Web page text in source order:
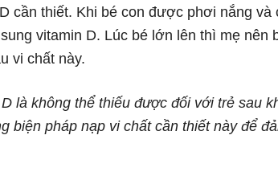
cần thiết. Khi bé con được phơi nắng và
vitamin D. Lúc bé lớn lên thì mẹ nên
vi chất này.
là không thể thiếu được đối với trẻ sau
biện pháp nạp vi chất cần thiết này để